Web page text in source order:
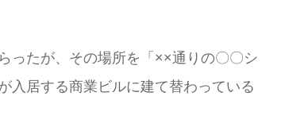
ったが、その場所を「××通りの〇〇シ
入居する商業ビルに建て替わっている